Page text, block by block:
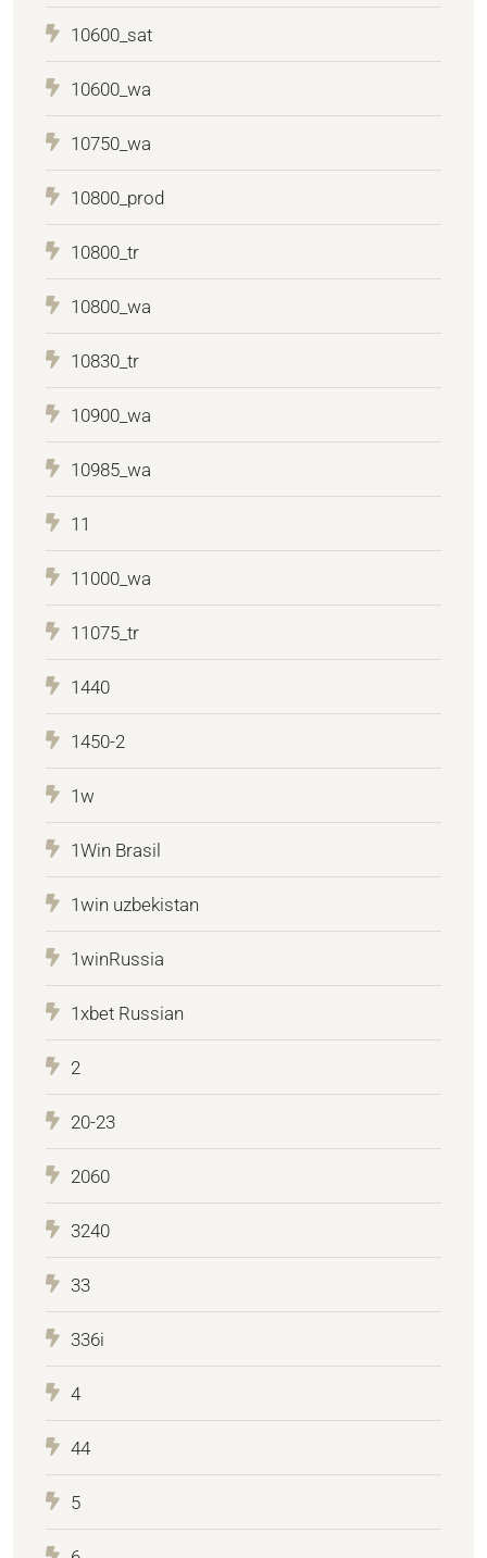
10600_sat
10600_wa
10750_wa
10800_prod
10800_tr
10800_wa
10830_tr
10900_wa
10985_wa
11
11000_wa
11075_tr
1440
1450-2
1w
1Win Brasil
1win uzbekistan
1winRussia
1xbet Russian
2
20-23
2060
3240
33
336i
4
44
5